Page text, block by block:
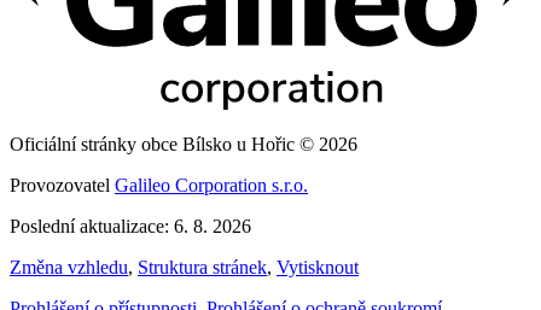
Oficiální stránky obce Bílsko u Hořic © 2026
Provozovatel Galileo Corporation s.r.o.
Poslední aktualizace: 6. 8. 2026
Změna vzhledu, Struktura stránek, Vytisknout